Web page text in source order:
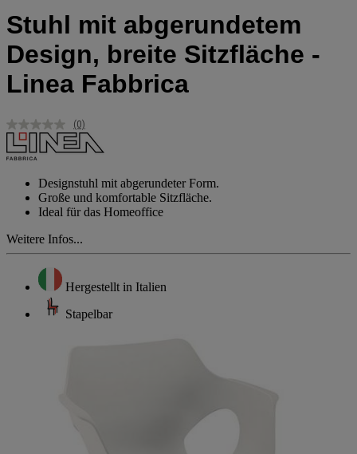
Stuhl mit abgerundetem
Design, breite Sitzfläche -
Linea Fabbrica
Kein
Beurteilungswert.
Link
derselben
Seite.
(0)
Designstuhl mit abgerundeter Form.
Große und komfortable Sitzfläche.
Ideal für das Homeoffice
Weitere Infos...
Hergestellt in Italien
Stapelbar